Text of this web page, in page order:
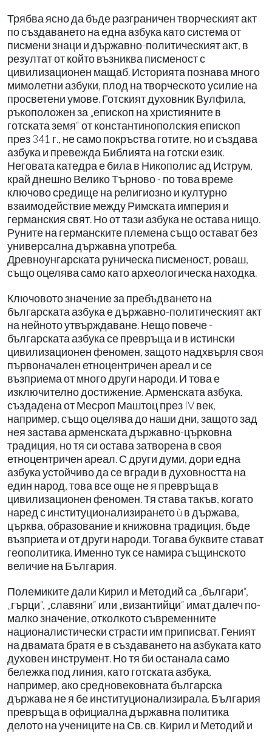
Трябва ясно да бъде разграничен творческият акт
по създаването на една азбука като система от
писмени знаци и държавно-политическият акт, в
резултат от който възниква писменост с
цивилизационен мащаб. Историята познава много
мимолетни азбуки, плод на творческото усилие на
просветени умове. Готският духовник Вулфила,
ръкоположен за „епископ на християните в
готската земя“ от константинополския епископ
през 341 г., не само покръства готите, но и създава
азбука и превежда Библията на готски език.
Неговата катедра е била в Никополис ад Иструм,
край днешно Велико Търново - по това време
ключово средище на религиозно и културно
взаимодействие между Римската империя и
германския свят. Но от тази азбука не остава нищо.
Руните на германските племена също остават без
универсална държавна употреба.
Древноунгарската руническа писменост, роваш,
също оцелява само като археологическа находка.
Ключовото значение за пребъдването на
българската азбука е държавно-политическият акт
на нейното утвърждаване. Нещо повече -
българската азбука се превръща и в истински
цивилизационен феномен, защото надхвърля своя
първоначален етноцентричен ареал и се
възприема от много други народи. И това е
изключително достижение. Арменската азбука,
създадена от Месроп Маштоц през IV век,
например, също оцелява до наши дни, защото зад
нея застава арменската държавно-църковна
традиция, но тя си остава затворена в своя
етноцентричен ареал. С други думи, дори една
азбука устойчиво да се вгради в духовността на
един народ, това все още не я превръща в
цивилизационен феномен. Тя става такъв, когато
наред с институционализирането ù в държава,
църква, образование и книжовна традиция, бъде
възприета и от други народи. Тогава буквите стават
геополитика. Именно тук се намира същинското
величие на България.
Полемиките дали Кирил и Методий са „българи“,
„гърци“, „славяни“ или „византийци“ имат далеч по-
малко значение, отколкото съвременните
националистически страсти им приписват. Геният
на двамата братя е в създаването на азбуката като
духовен инструмент. Но тя би останала само
бележка под линия, като готската азбука,
например, ако средновековната българска
държава не я бе институционализирала. България
превръща в официална държавна политика
делото на учениците на Св. св. Кирил и Методий и